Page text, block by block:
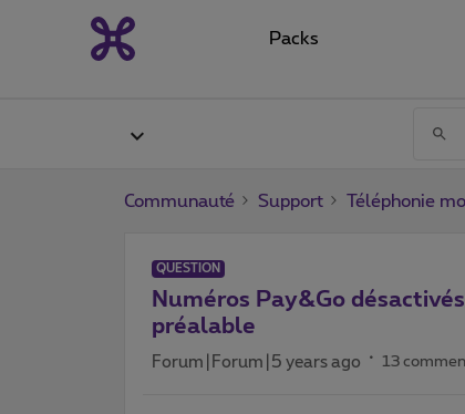
Packs
Communauté Support Téléphonie
QUESTION
Numéros Pay&Go
préalable
Forum|Forum|5 years ago 13